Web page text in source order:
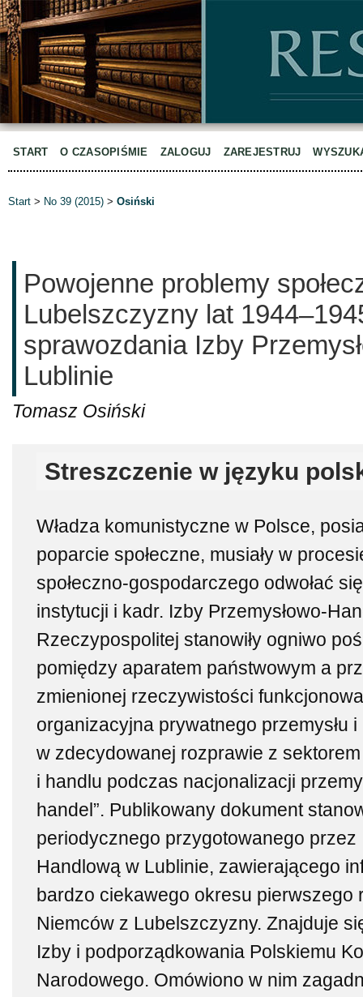
START O CZASOPIŚMIE ZALOGUJ ZAREJESTRUJ
Start > No 39 (2015) > Osiński
Powojenne problemy
Lubelszczyzny lat
sprawozdania Izby
Lublinie
Tomasz Osiński
Streszczenie w języku
Władza komunistyczne w Polsce,
poparcie społeczne, musiały w
społeczno-gospodarczego odwołać
instytucji i kadr. Izby Przemysłowo-
Rzeczypospolitej stanowiły ogniwo
pomiędzy aparatem państwowym a
zmienionej rzeczywistości
organizacyjna prywatnego przemysłu
w zdecydowanej rozprawie z
i handlu podczas nacjonalizacji
handel”. Publikowany dokument
periodycznego przygotowanego przez
Handlową w Lublinie, zawierającego
bardzo ciekawego okresu pierwszego
Niemców z Lubelszczyzny. Znajduje
Izby i podporządkowania Polskiemu
Narodowego. Omówiono w nim